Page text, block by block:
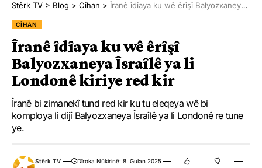
Stêrk TV > Blog > Cîhan > Îranê îdîaya ku wê êrîşî Balyozxaneya Îsraîlê ya li Londonê kiriye red kir
CÎHAN
Îranê îdîaya ku wê êrîşî
Balyozxaneya Îsraîlê ya li
Londonê kiriye red kir
Îranê bi zimanekî tund red kir ku tu eleqeya wê bi
komploya li dijî Balyozxaneya Îsraîlê ya li Londonê re tune
ye.
Stêrk TV
Dîroka Nûkirinê: 8. Gulan 2025